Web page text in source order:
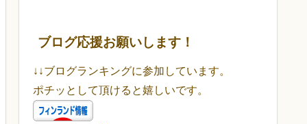
ブログ応援お願いします！
↓↓ブログランキングに参加しています。
ポチッとして頂けると嬉しいです。